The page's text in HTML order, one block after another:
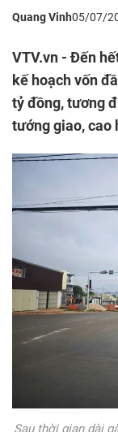
Quang Vinh05/07/
VTV.vn - Đến
kế hoạch vốn
tỷ đồng, tương
tướng giao, cao
Sau thời gian dài